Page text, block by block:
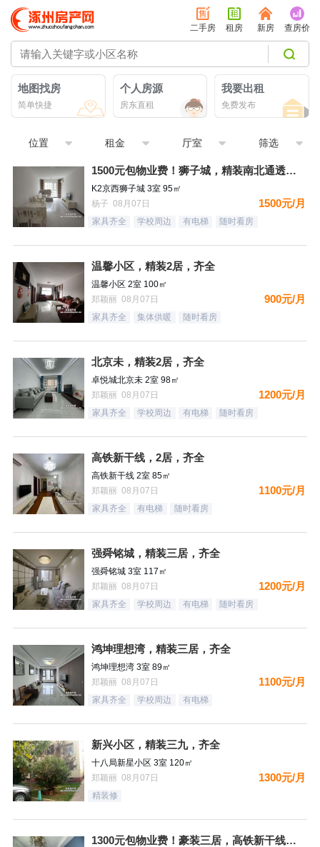
二手房 租房 新房 查房价
地图找房
简单快捷
个人房源
房东直租
我要出租
免费发布
位置 租金 厅室 筛选
1500元包物业费！狮子城，精装南北通透大三居，家具家电齐全
K2京西狮子城 3室 95㎡
杨子 08月07日
1500元/月
家具齐全 学校周边 有电梯 随时看房
温馨小区，精装2居，齐全
温馨小区 2室 100㎡
郑颖丽 08月07日
900元/月
家具齐全 集体供暖 随时看房
北京未，精装2居，齐全
卓悦城北京未 2室 98㎡
郑颖丽 08月07日
1200元/月
家具齐全 学校周边 有电梯 随时看房
高铁新干线，2居，齐全
高铁新干线 2室 85㎡
郑颖丽 08月07日
1100元/月
家具齐全 有电梯 随时看房
强舜铭城，精装三居，齐全
强舜铭城 3室 117㎡
郑颖丽 08月07日
1200元/月
家具齐全 学校周边 有电梯 随时看房
鸿坤理想湾，精装三居，齐全
鸿坤理想湾 3室 89㎡
郑颖丽 08月07日
1100元/月
家具齐全 学校周边 有电梯
新兴小区，精装三九，齐全
十八局新星小区 3室 120㎡
郑颖丽 08月07日
1300元/月
精装修
1300元包物业费！豪装三居，高铁新干线，南向，采光好，家具